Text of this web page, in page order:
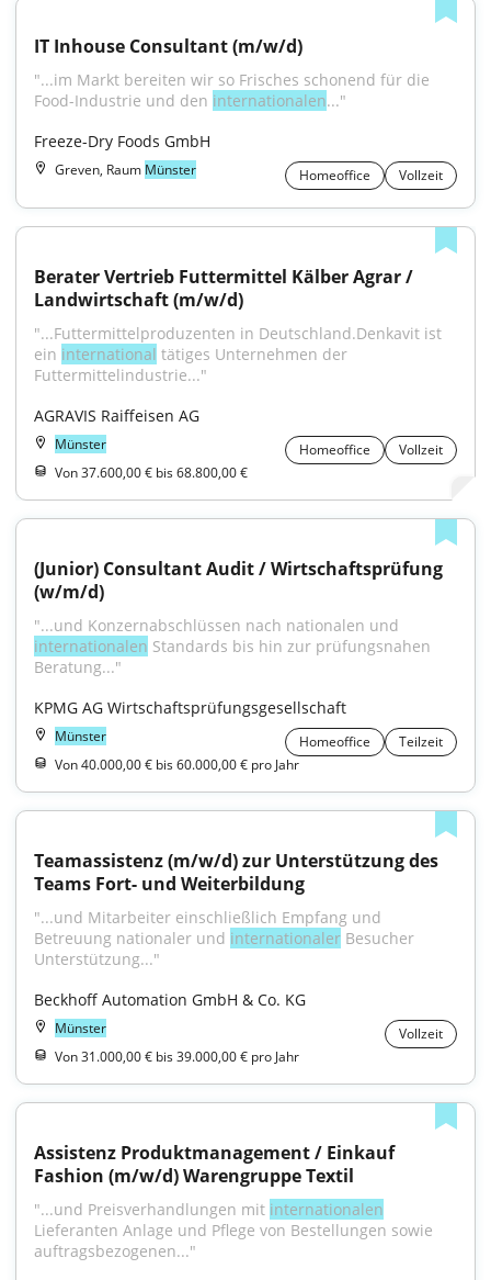
IT Inhouse Consultant (m/w/d)
"...im Markt bereiten wir so Frisches schonend für die
Food-Industrie und den internationalen..."
Freeze-Dry Foods GmbH
Greven, Raum Münster Homeoffice Vollzeit
Berater Vertrieb Futtermittel Kälber Agrar /
Landwirtschaft (m/w/d)
"...Futtermittelproduzenten in Deutschland.Denkavit ist
ein international tätiges Unternehmen der
Futtermittelindustrie..."
AGRAVIS Raiffeisen AG
Münster Homeoffice
Vollzeit
Von 37.600,00 € bis 68.800,00 €
(Junior) Consultant Audit / Wirtschaftsprüfung
(w/m/d)
internationalen Standards bis hin zur prüfungsnahen
Beratung..."
KPMG AG Wirtschaftsprüfungsgesellschaft
Münster Homeoffice
Teilzeit
Von 40.000,00 € bis 60.000,00 € pro Jahr
Teamassistenz (m/w/d) zur Unterstützung des
Teams Fort- und Weiterbildung
"...und Mitarbeiter einschließlich Empfang und
Betreuung nationaler und internationaler Besucher
Unterstützung..."
Beckhoff Automation GmbH & Co. KG
Münster
Vollzeit
Von 31.000,00 € bis 39.000,00 € pro Jahr
Assistenz Produktmanagement / Einkauf
Fashion (m/w/d) Warengruppe Textil
"...und Preisverhandlungen mit internationalen
Lieferanten Anlage und Pflege von Bestellungen sowie
auftragsbezogenen..."